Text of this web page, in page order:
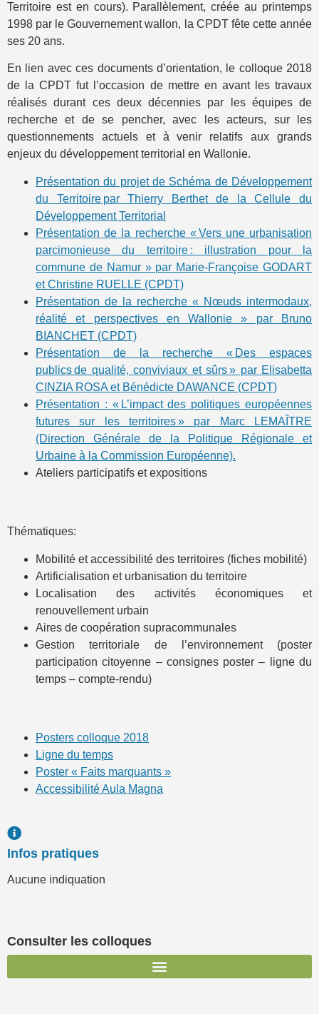
Territoire est en cours). Parallèlement, créée au printemps
1998 par le Gouvernement wallon, la CPDT fête cette année
ses 20 ans.
En lien avec ces documents d’orientation, le colloque 2018
de la CPDT fut l’occasion de mettre en avant les travaux
réalisés durant ces deux décennies par les équipes de
recherche et de se pencher, avec les acteurs, sur les
questionnements actuels et à venir relatifs aux grands
enjeux du développement territorial en Wallonie.
Présentation du projet de Schéma de Développement
du Territoire par Thierry Berthet de la Cellule du
Développement Territorial
Présentation de la recherche « Vers une urbanisation
parcimonieuse du territoire : illustration pour la
commune de Namur » par Marie-Françoise GODART
et Christine RUELLE (CPDT)
Présentation de la recherche « Nœuds intermodaux,
réalité et perspectives en Wallonie » par Bruno
BIANCHET (CPDT)
Présentation de la recherche « Des espaces
publics de qualité, conviviaux et sûrs » par Elisabetta
CINZIA ROSA et Bénédicte DAWANCE (CPDT)
Présentation : « L’impact des politiques européennes
futures sur les territoires » par Marc LEMAÎTRE
(Direction Générale de la Politique Régionale et
Urbaine à la Commission Européenne).
Ateliers participatifs et expositions
Thématiques:
Mobilité et accessibilité des territoires (fiches mobilité)
Artificialisation et urbanisation du territoire
Localisation des activités économiques et
renouvellement urbain
Aires de coopération supracommunales
Gestion territoriale de l’environnement (poster
participation citoyenne – consignes poster – ligne du
temps – compte-rendu)
Posters colloque 2018
Ligne du temps
Poster « Faits marquants »
Accessibilité Aula Magna
Infos pratiques
Aucune indiquation
Consulter les colloques